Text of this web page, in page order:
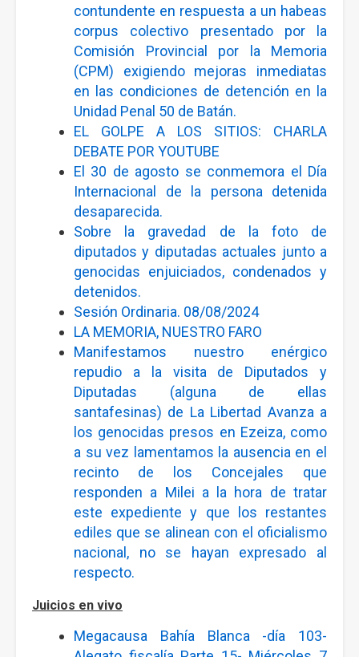
contundente en respuesta a un habeas
corpus colectivo presentado por la
Comisión Provincial por la Memoria
(CPM) exigiendo mejoras inmediatas
en las condiciones de detención en la
Unidad Penal 50 de Batán.
EL GOLPE A LOS SITIOS: CHARLA
DEBATE POR YOUTUBE
El 30 de agosto se conmemora el Día
Internacional de la persona detenida
desaparecida.
Sobre la gravedad de la foto de
diputados y diputadas actuales junto a
genocidas enjuiciados, condenados y
detenidos.
Sesión Ordinaria. 08/08/2024
LA MEMORIA, NUESTRO FARO
Manifestamos nuestro enérgico
repudio a la visita de Diputados y
Diputadas (alguna de ellas
santafesinas) de La Libertad Avanza a
los genocidas presos en Ezeiza, como
a su vez lamentamos la ausencia en el
recinto de los Concejales que
responden a Milei a la hora de tratar
este expediente y que los restantes
ediles que se alinean con el oficialismo
nacional, no se hayan expresado al
respecto.
Juicios en vivo
Megacausa Bahía Blanca -día 103-